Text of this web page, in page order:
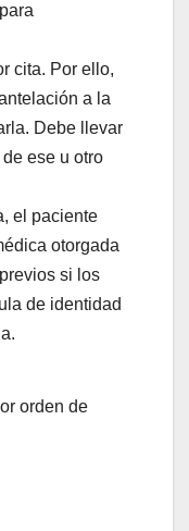
cita. Por ello,
a la
Debe llevar
ese u otro
el paciente
otorgada
si los
de identidad
orden de